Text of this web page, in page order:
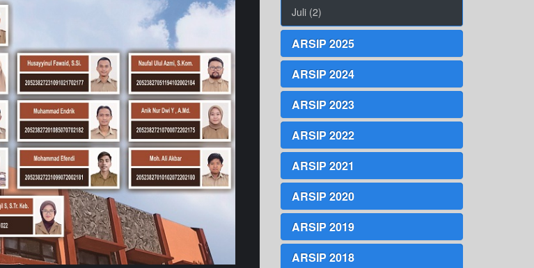
Juli (2)
ARSIP 2025
ARSIP 2024
ARSIP 2023
ARSIP 2022
ARSIP 2021
ARSIP 2020
ARSIP 2019
ARSIP 2018